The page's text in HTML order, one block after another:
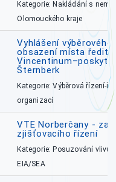
Kategorie: Nakládání s
Olomouckého kraje
Vyhlášení výběrového
obsazení místa
Šternberk
Kategorie: Výběrová řízení-
organizací
VTE Norberčany -
zjišťovacího řízení
Kategorie: Posuzování vlivů
EIA/SEA